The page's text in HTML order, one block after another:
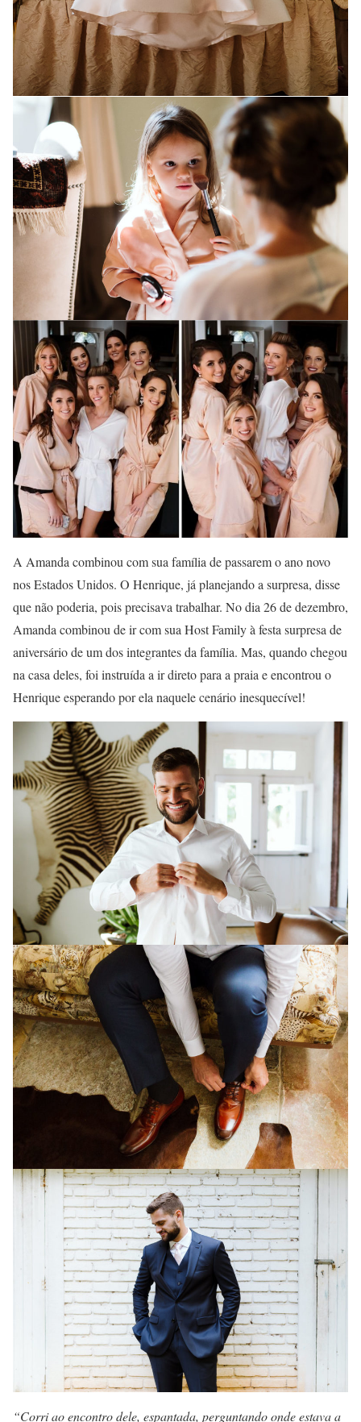
A Amanda combinou com sua família de passarem o ano novo
nos Estados Unidos. O Henrique, já planejando a surpresa, disse
que não poderia, pois precisava trabalhar. No dia 26 de dezembro,
Amanda combinou de ir com sua Host Family à festa surpresa de
aniversário de um dos integrantes da família. Mas, quando chegou
na casa deles, foi instruída a ir direto para a praia e encontrou o
Henrique esperando por ela naquele cenário inesquecível!
“Corri ao encontro dele, espantada, perguntando onde estava a